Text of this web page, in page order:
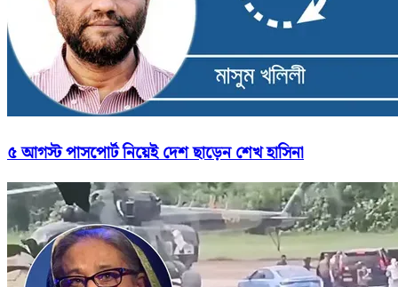
৫ আগস্ট পাসপোর্ট নিয়েই দেশ ছাড়েন শেখ হাসিনা